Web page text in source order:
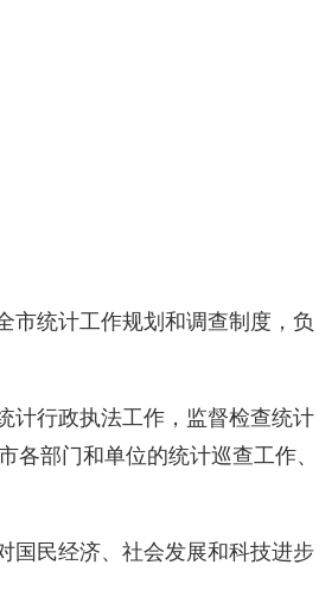
统计工作规划和调查制度，负
行政执法工作，监督检查统计
部门和单位的统计巡查工作、
民经济、社会发展和科技进步